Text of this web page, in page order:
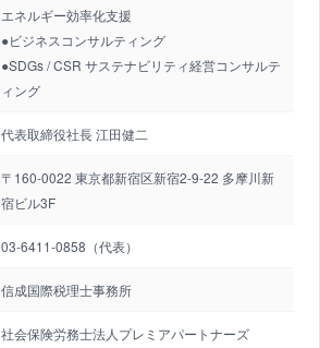
エネルギー効率化支援
●ビジネスコンサルティング
●SDGs / CSR サステナビリティ経営コンサルテ
ィング
代表取締役社長 江田健二
〒160-0022 東京都新宿区新宿2-9-22 多摩川新
宿ビル3F
03-6411-0858（代表）
信成国際税理士事務所
社会保険労務士法人プレミアパートナーズ